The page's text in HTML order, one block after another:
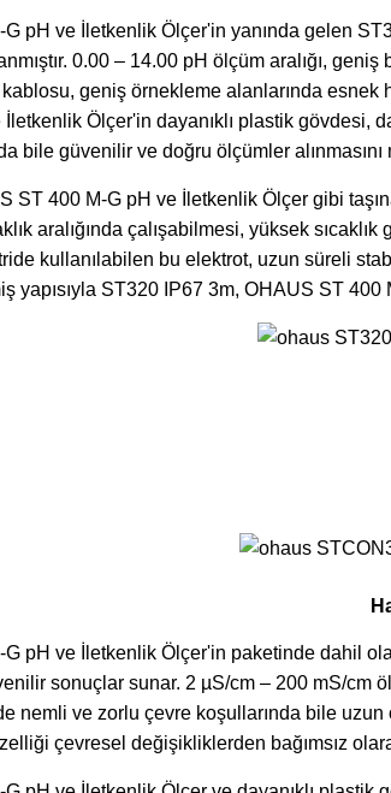
pH ve İletkenlik Ölçer'in yanında gelen
0.00 – 14.00 pH ölçüm aralığı,
geniş örnekleme alanlarında
Ölçer'in dayanıklı plastik gövdesi,
bile güvenilir ve doğru ölçümler alınmasını
ST 400 M-G pH ve İletkenlik Ölçer gibi
aralığında çalışabilmesi, yüksek
kullanılabilen bu elektrot, uzun süreli
yapısıyla ST320 IP67 3m, OHAUS ST
pH ve İletkenlik Ölçer'in paketinde dahil
sonuçlar sunar. 2 µS/cm – 200 mS/cm
nemli ve zorlu çevre koşullarında bile
çevresel değişikliklerden bağımsız